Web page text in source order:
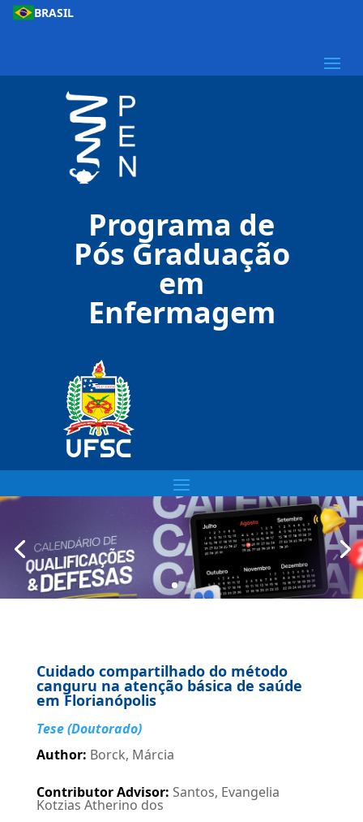
BRASIL
Programa de
Pós Graduação
em
Enfermagem
Cuidado compartilhado do método
canguru na atenção básica de saúde
em Florianópolis
Tese (Doutorado)
Author: Borck, Márcia
Contributor Advisor: Santos, Evangelia
Kotzias Atherino dos